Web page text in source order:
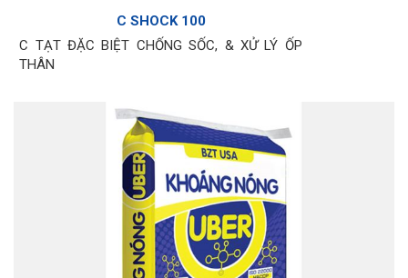
C SHOCK 100
C TẠT ĐẶC BIỆT CHỐNG SỐC, & XỬ LÝ ỐP
THÂN